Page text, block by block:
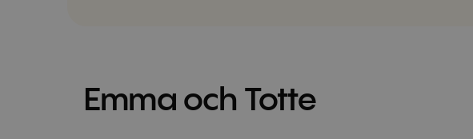
Emma och Totte